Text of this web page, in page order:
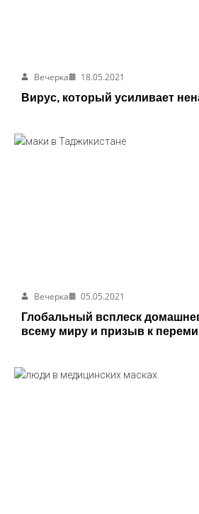
Вечерка
18.05.2021
Вирус, который усиливает
Вечерка
05.05.2021
Глобальный всплеск
всему миру и призыв к